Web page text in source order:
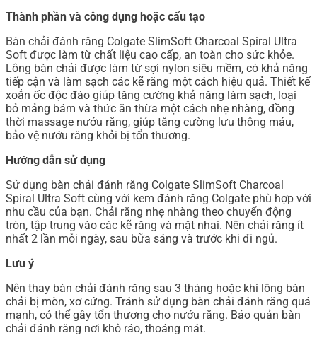
Thành phần và công dụng hoặc cấu tạo
Bàn chải đánh răng Colgate SlimSoft Charcoal Spiral Ultra
Soft được làm từ chất liệu cao cấp, an toàn cho sức khỏe.
Lông bàn chải được làm từ sợi nylon siêu mềm, có khả năng
tiếp cận và làm sạch các kẽ răng một cách hiệu quả. Thiết kế
xoắn ốc độc đáo giúp tăng cường khả năng làm sạch, loại
bỏ mảng bám và thức ăn thừa một cách nhẹ nhàng, đồng
thời massage nướu răng, giúp tăng cường lưu thông máu,
bảo vệ nướu răng khỏi bị tổn thương.
Hướng dẫn sử dụng
Sử dụng bàn chải đánh răng Colgate SlimSoft Charcoal
Spiral Ultra Soft cùng với kem đánh răng Colgate phù hợp với
nhu cầu của bạn. Chải răng nhẹ nhàng theo chuyển động
tròn, tập trung vào các kẽ răng và mặt nhai. Nên chải răng ít
nhất 2 lần mỗi ngày, sau bữa sáng và trước khi đi ngủ.
Lưu ý
Nên thay bàn chải đánh răng sau 3 tháng hoặc khi lông bàn
chải bị mòn, xơ cứng. Tránh sử dụng bàn chải đánh răng quá
mạnh, có thể gây tổn thương cho nướu răng. Bảo quản bàn
chải đánh răng nơi khô ráo, thoáng mát.